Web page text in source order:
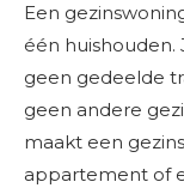
Een
één
geen gedeelde
geen andere
maakt een
appartement of